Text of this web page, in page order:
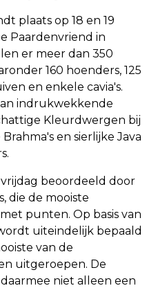
plaats op 18 en 19
Paardenvriend in
er meer dan 350
160 hoenders, 125
en enkele cavia's.
indrukwekkende
Kleurdwergen bij
en sierlijke Java
beoordeeld door
die de mooiste
punten. Op basis van
uiteindelijk bepaald
van de
uitgeroepen. De
niet alleen een